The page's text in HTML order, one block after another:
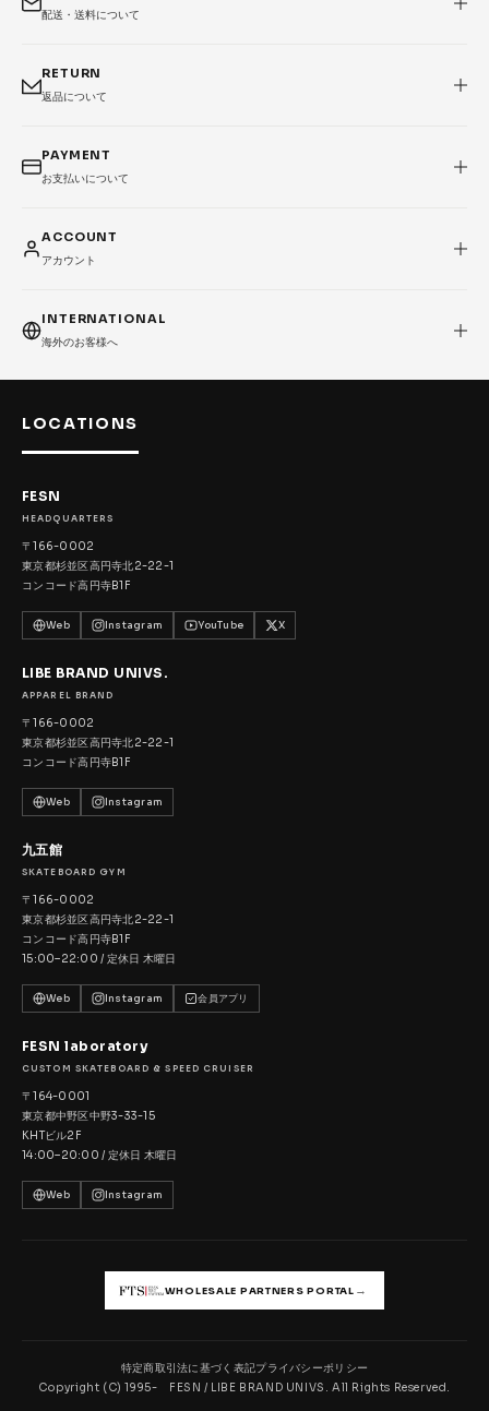
配送・送料について
RETURN
返品について
PAYMENT
お支払いについて
ACCOUNT
アカウント
INTERNATIONAL
海外のお客様へ
LOCATIONS
FESN
HEADQUARTERS
〒166-0002
東京都杉並区高円寺北2-22-1
コンコード高円寺B1F
Web Instagram YouTube X
LIBE BRAND UNIVS.
APPAREL BRAND
〒166-0002
東京都杉並区高円寺北2-22-1
コンコード高円寺B1F
Web Instagram
九五館
SKATEBOARD GYM
〒166-0002
東京都杉並区高円寺北2-22-1
コンコード高円寺B1F
15:00–22:00 / 定休日 木曜日
Web Instagram 会員アプリ
FESN laboratory
CUSTOM SKATEBOARD & SPEED CRUISER
〒164-0001
東京都中野区中野3-33-15
KHTビル2F
14:00–20:00 / 定休日 木曜日
Web Instagram
WHOLESALE PARTNERS PORTAL →
特定商取引法に基づく表記プライバシーポリシー
Copyright (C) 1995- FESN / LIBE BRAND UNIVS. All Rights Reserved.